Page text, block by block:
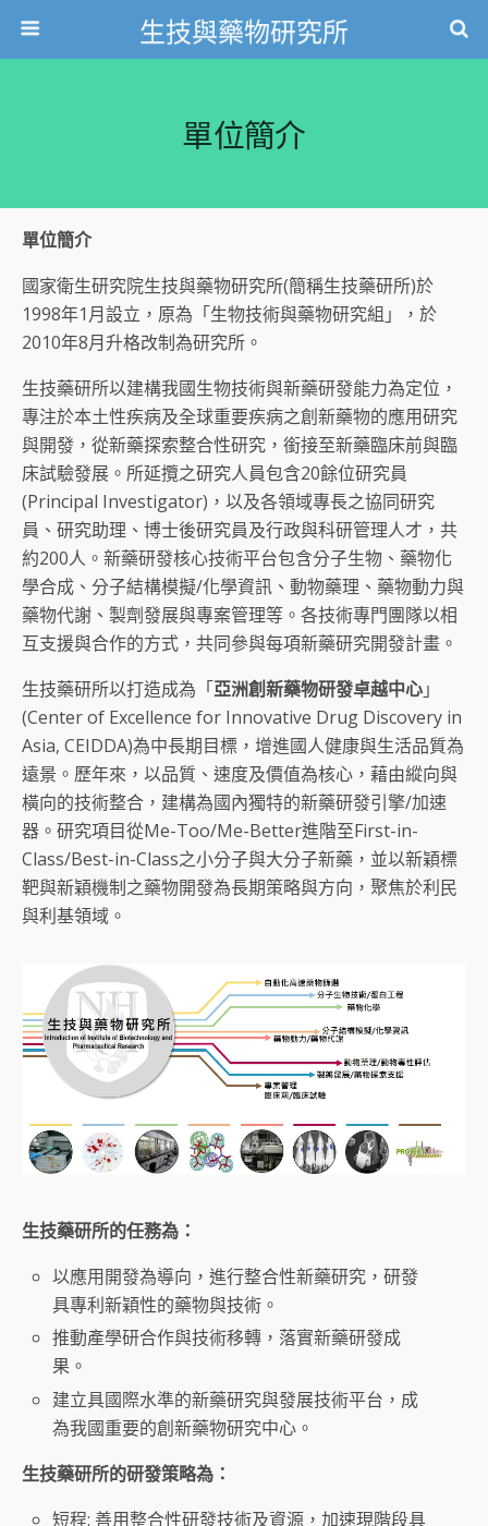
生技與藥物研究所
單位簡介
單位簡介
國家衛生研究院生技與藥物研究所(簡稱生技藥研所)於
1998年1月設立，原為「生物技術與藥物研究組」，於
2010年8月升格改制為研究所。
生技藥研所以建構我國生物技術與新藥研發能力為定位，
專注於本土性疾病及全球重要疾病之創新藥物的應用研究
與開發，從新藥探索整合性研究，銜接至新藥臨床前與臨
床試驗發展。所延攬之研究人員包含20餘位研究員
(Principal Investigator)，以及各領域專長之協同研究
員、研究助理、博士後研究員及行政與科研管理人才，共
約200人。新藥研發核心技術平台包含分子生物、藥物化
學合成、分子結構模擬/化學資訊、動物藥理、藥物動力與
藥物代謝、製劑發展與專案管理等。各技術專門團隊以相
互支援與合作的方式，共同參與每項新藥研究開發計畫。
生技藥研所以打造成為「亞洲創新藥物研發卓越中心」
(Center of Excellence for Innovative Drug Discovery in
Asia, CEIDDA)為中長期目標，增進國人健康與生活品質為
遠景。歷年來，以品質、速度及價值為核心，藉由縱向與
橫向的技術整合，建構為國內獨特的新藥研發引擎/加速
器。研究項目從Me-Too/Me-Better進階至First-in-
Class/Best-in-Class之小分子與大分子新藥，並以新穎標
靶與新穎機制之藥物開發為長期策略與方向，聚焦於利民
與利基領域。
生技藥研所的任務為：
以應用開發為導向，進行整合性新藥研究，研發
具專利新穎性的藥物與技術。
推動產學研合作與技術移轉，落實新藥研發成
果。
建立具國際水準的新藥研究與發展技術平台，成
為我國重要的創新藥物研究中心。
生技藥研所的研發策略為：
短程: 善用整合性研發技術及資源，加速現階段具